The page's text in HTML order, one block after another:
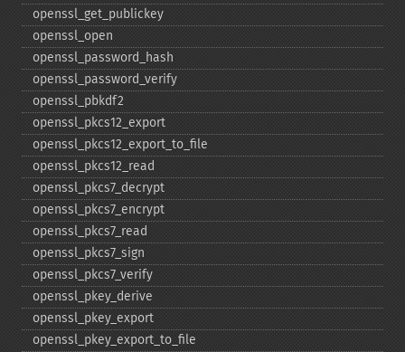
openssl_​get_​publickey
openssl_​open
openssl_​password_​hash
openssl_​password_​verify
openssl_​pbkdf2
openssl_​pkcs12_​export
openssl_​pkcs12_​export_​to_​file
openssl_​pkcs12_​read
openssl_​pkcs7_​decrypt
openssl_​pkcs7_​encrypt
openssl_​pkcs7_​read
openssl_​pkcs7_​sign
openssl_​pkcs7_​verify
openssl_​pkey_​derive
openssl_​pkey_​export
openssl_​pkey_​export_​to_​file